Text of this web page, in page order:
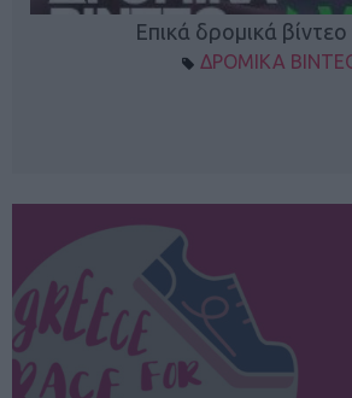
Επικά δρομικά
ΔΡΟΜΙΚΑ